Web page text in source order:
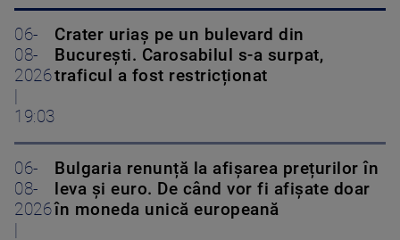
06-
08-
2026
19:03
Crater uriaș pe un bulevard din
București. Carosabilul s-a surpat,
traficul a fost restricționat
06-
08-
2026
Bulgaria renunță la afișarea prețurilor în
leva și euro. De când vor fi afișate doar
în moneda unică europeană